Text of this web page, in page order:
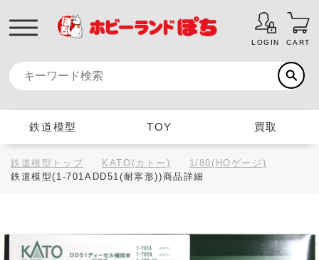
LOGIN CART
鉄道模型 TOY 買取
鉄道模型トップ KATO(カトー)
1/80(HOゲージ)
鉄道模型(1-701ADD51(耐寒形))商品詳細